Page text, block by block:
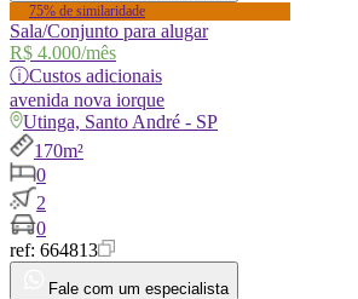
75% de similaridade
Sala/Conjunto para alugar
R$ 4.000/mês
ⓘCustos adicionais
avenida nova iorque
Utinga, Santo André - SP
170m²
0
2
0
ref: 664813
Fale com um especialista